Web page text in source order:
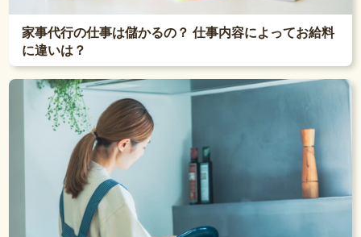
家事代行の仕事は儲かるの？ 仕事内容によってお給料
に違いは？